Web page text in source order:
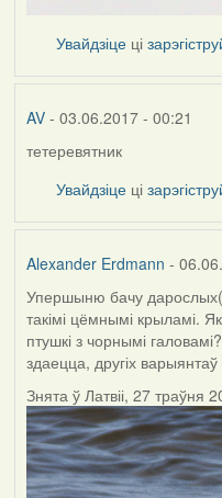
Увайдзіце ці
AV- 03.06.2017 - 00:21
тетеревятник
Увайдзіце ці
Alexander Erdmann -
Упершыню бачу
такімі цёмнымі крыламі.
птушкі з чорнымі
здаецца, другіх
Знята ў Латвіі, 27 траўня